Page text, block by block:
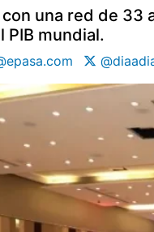
una red de
PIB mundial.